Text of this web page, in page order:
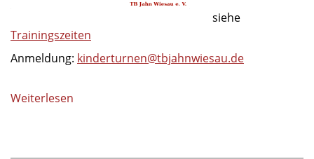
siehe
Trainingszeiten
Anmeldung: kinderturnen@tbjahnwiesau.de
Weiterlesen